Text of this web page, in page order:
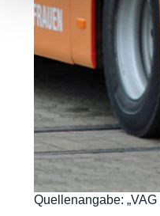
Quellenangabe: „VAG